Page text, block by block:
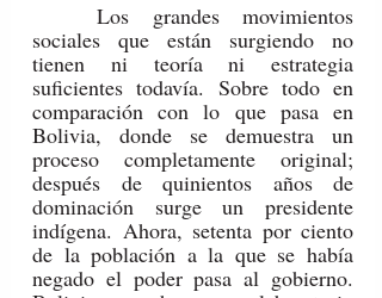
	Los grandes movimientos
sociales que están surgiendo no
tienen ni teoría ni estrategia
suficientes todavía. Sobre todo en
comparación con lo que pasa en
Bolivia, donde se demuestra un
proceso completamente original;
después de quinientos años de
dominación surge un presidente
indígena. Ahora, setenta por ciento
de la población a la que se había
negado el poder pasa al gobierno.